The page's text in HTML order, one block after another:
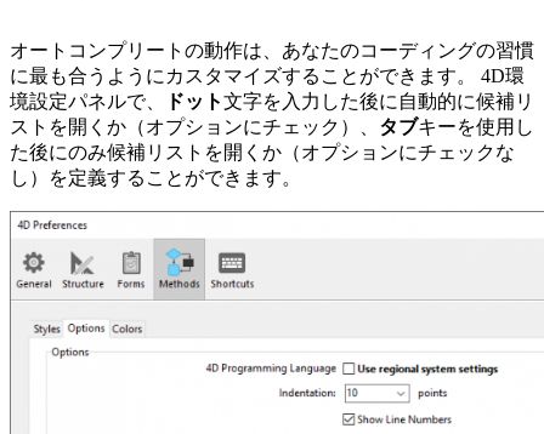
オートコンプリートの動作は、あなたのコーディングの習慣
に最も合うようにカスタマイズすることができます。 4D環
境設定パネルで、
ドット文字を入力した後に自動的に候補リ
ストを開くか（オプションにチェック）、 タブキーを使用し
た後にのみ候補リストを開くか（オプションにチェックな
し）を定義することができます。